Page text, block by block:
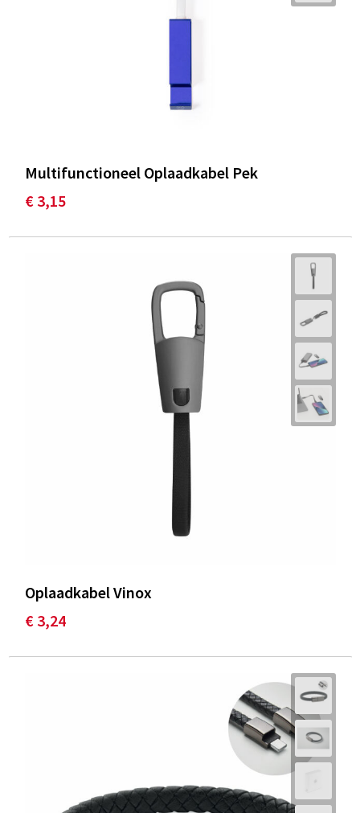
Multifunctioneel Oplaadkabel Pek
€ 3,15
Oplaadkabel Vinox
€ 3,24